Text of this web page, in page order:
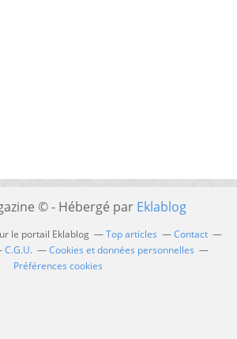
© - Hébergé par Eklablog
le portail Eklablog Top articles
Contact
C.G.U.
Cookies et données personnelles
Préférences cookies